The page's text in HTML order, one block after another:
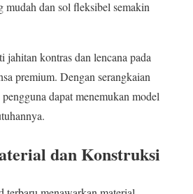
mudah dan sol fleksibel semakin
jahitan kontras dan lencana pada
premium. Dengan serangkaian
dapat menemukan model
dan Konstruksi